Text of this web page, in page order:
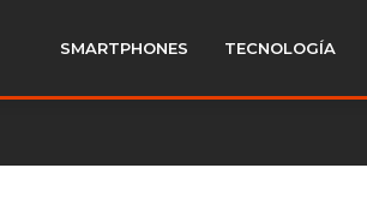
SMARTPHONES TECNOLOGÍA